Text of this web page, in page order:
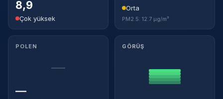
8,9
Çok yüksek
Orta
PM2.5: 12.7 µg/m³
POLEN
—
—
GÖRÜŞ